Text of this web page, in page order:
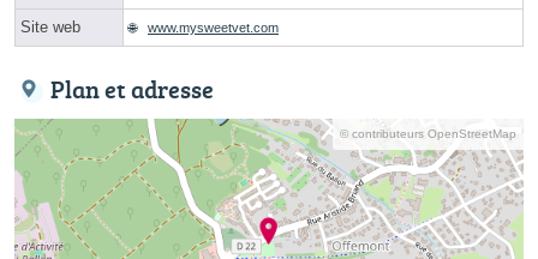
Site web www.mysweetvet.com
Plan et adresse
© contributeurs OpenStreetMap